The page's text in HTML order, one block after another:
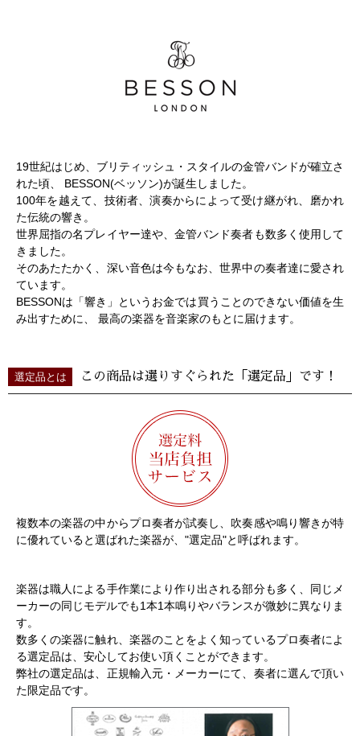
19世紀はじめ、ブリティッシュ・スタイルの金管バンドが確立さ
れた頃、 BESSON(ベッソン)が誕生しました。
100年を越えて、技術者、演奏からによって受け継がれ、磨かれ
た伝統の響き。
世界屈指の名プレイヤー達や、金管バンド奏者も数多く使用して
きました。
そのあたたかく、深い音色は今もなお、世界中の奏者達に愛され
ています。
BESSONは「響き」というお金では買うことのできない価値を生
み出すために、 最高の楽器を音楽家のもとに届けます。
選定品とは この商品は選りすぐられた「選定品」です！
複数本の楽器の中からプロ奏者が試奏し、吹奏感や鳴り響きが特
に優れていると選ばれた楽器が、"選定品"と呼ばれます。
楽器は職人による手作業により作り出される部分も多く、同じメ
ーカーの同じモデルでも1本1本鳴りやバランスが微妙に異なりま
す。
数多くの楽器に触れ、楽器のことをよく知っているプロ奏者によ
る選定品は、安心してお使い頂くことができます。
弊社の選定品は、正規輸入元・メーカーにて、奏者に選んで頂い
た限定品です。